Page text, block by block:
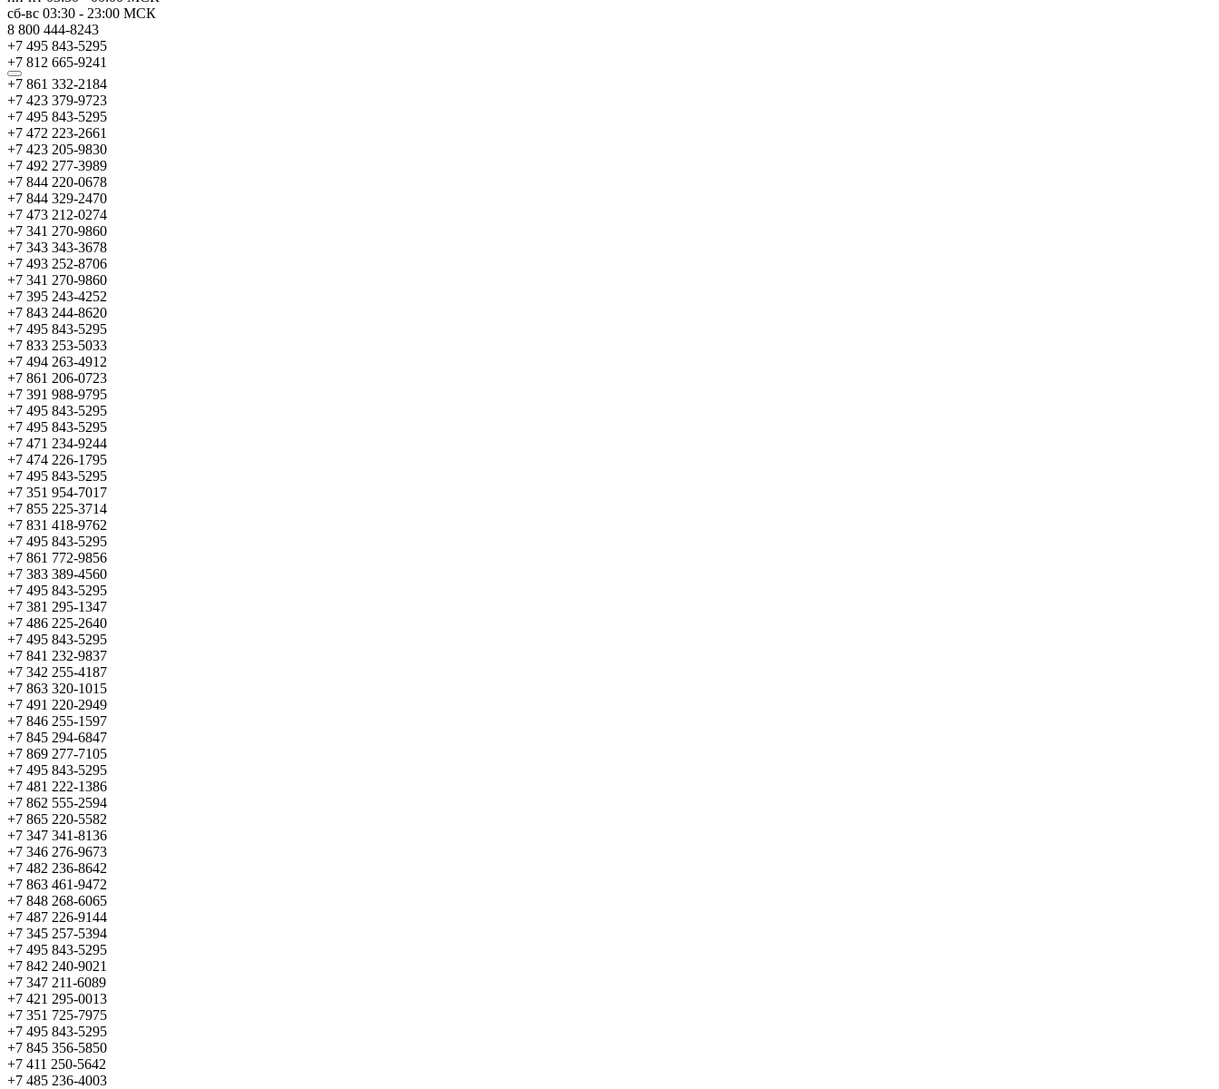
сб-вс 03:30 - 23:00 МСК
8 800 444-8243
+7 495 843-5295
+7 812 665-9241
+7 861 332-2184
+7 423 379-9723
+7 495 843-5295
+7 472 223-2661
+7 423 205-9830
+7 492 277-3989
+7 844 220-0678
+7 844 329-2470
+7 473 212-0274
+7 341 270-9860
+7 343 343-3678
+7 493 252-8706
+7 341 270-9860
+7 395 243-4252
+7 843 244-8620
+7 495 843-5295
+7 833 253-5033
+7 494 263-4912
+7 861 206-0723
+7 391 988-9795
+7 495 843-5295
+7 495 843-5295
+7 471 234-9244
+7 474 226-1795
+7 495 843-5295
+7 351 954-7017
+7 855 225-3714
+7 831 418-9762
+7 495 843-5295
+7 861 772-9856
+7 383 389-4560
+7 495 843-5295
+7 381 295-1347
+7 486 225-2640
+7 495 843-5295
+7 841 232-9837
+7 342 255-4187
+7 863 320-1015
+7 491 220-2949
+7 846 255-1597
+7 845 294-6847
+7 869 277-7105
+7 495 843-5295
+7 481 222-1386
+7 862 555-2594
+7 865 220-5582
+7 347 341-8136
+7 346 276-9673
+7 482 236-8642
+7 863 461-9472
+7 848 268-6065
+7 487 226-9144
+7 345 257-5394
+7 495 843-5295
+7 842 240-9021
+7 347 211-6089
+7 421 295-0013
+7 351 725-7975
+7 495 843-5295
+7 845 356-5850
+7 411 250-5642
+7 485 236-4003